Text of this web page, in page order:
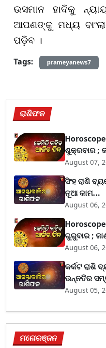
ଉସମାନ ହାଦିକୁ
ଆପଣଙ୍କୁ ମଧ୍ୟ
ପଡ଼ିବ ।
Tags:
prameyanews7
ରାଶିଫଳ
ଶୁକ୍ରବାର ;
August 07,
ସିଂହ ରାଶି
ନୂଆ କାମ...
August 06,
ଗୁରୁବାର ;
August 06,
କର୍କଟ ରାଶି
ଉନ୍ନତିର
August 05,
ମନୋରଞ୍ଜନ